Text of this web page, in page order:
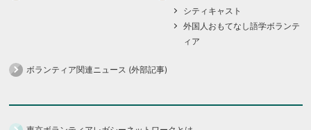
シティキャスト
外国人おもてなし語学ボランテ
ィア
ボランティア関連ニュース (外部記事)